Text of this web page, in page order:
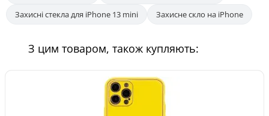
Захисні стекла для iPhone 13 mini
Захисне скло на iPhone
З цим товаром, також купляють: